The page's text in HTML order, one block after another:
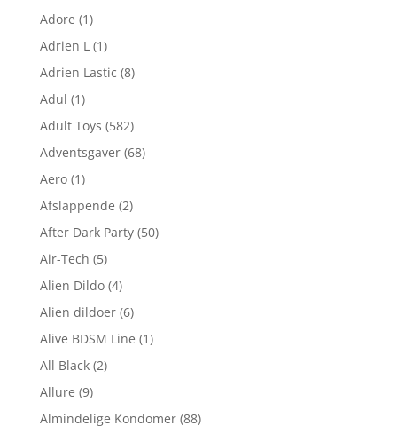
Adore (1)
Adrien L (1)
Adrien Lastic (8)
Adul (1)
Adult Toys (582)
Adventsgaver (68)
Aero (1)
Afslappende (2)
After Dark Party (50)
Air-Tech (5)
Alien Dildo (4)
Alien dildoer (6)
Alive BDSM Line (1)
All Black (2)
Allure (9)
Almindelige Kondomer (88)